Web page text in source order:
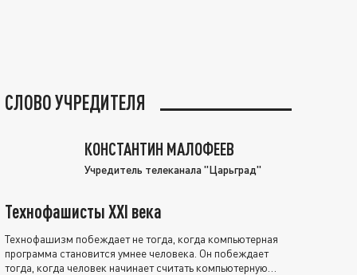
СЛОВО УЧРЕДИТЕЛЯ
КОНСТАНТИН МАЛОФЕЕВ
Учредитель телеканала "Царьград"
Технофашисты XXI века
Технофашизм побеждает не тогда, когда компьютерная
программа становится умнее человека. Он побеждает
тогда, когда человек начинает считать компьютерную